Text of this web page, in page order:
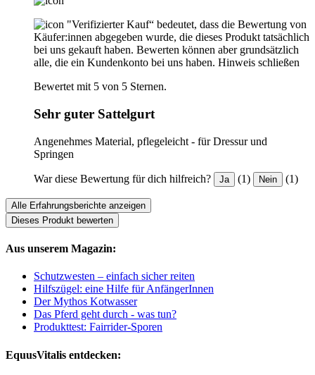
"Verifizierter Kauf“ bedeutet, dass die Bewertung von
Käufer:innen abgegeben wurde, die dieses Produkt tatsächlich
bei uns gekauft haben. Bewerten können aber grundsätzlich
alle, die ein Kundenkonto bei uns haben. Hinweis schließen
Bewertet mit 5 von 5 Sternen.
Sehr guter Sattelgurt
Angenehmes Material, pflegeleicht - für Dressur und
Springen
War diese Bewertung für dich hilfreich? Ja (1) Nein (1)
Alle Erfahrungsberichte anzeigen
Dieses Produkt bewerten
Aus unserem Magazin:
Schutzwesten – einfach sicher reiten
Hilfszügel: eine Hilfe für AnfängerInnen
Der Mythos Kotwasser
Das Pferd geht durch - was tun?
Produkttest: Fairrider-Sporen
EquusVitalis entdecken: